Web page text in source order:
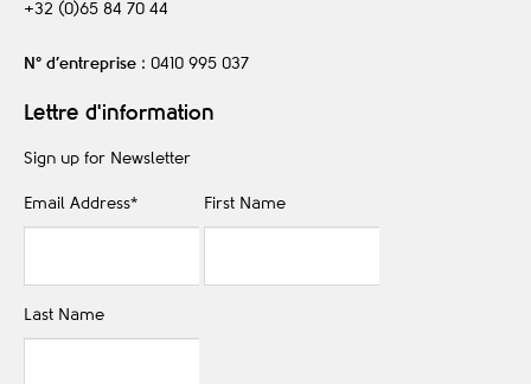
+32 (0)65 84 70 44
N° d’entreprise : 0410 995 037
Lettre d'information
Sign up for Newsletter
Email Address* First Name
Last Name